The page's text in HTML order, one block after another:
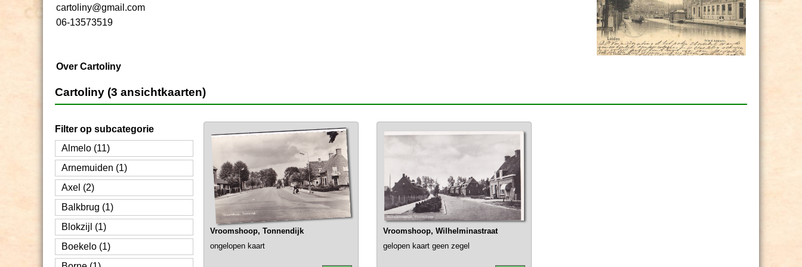
cartoliny@gmail.com
06-13573519
Over Cartoliny
Cartoliny (3 ansichtkaarten)
Filter op subcategorie
Almelo (11)
Arnemuiden (1)
Axel (2)
Balkbrug (1)
Blokzijl (1)
Boekelo (1)
Vroomshoop, Tonnendijk
ongelopen kaart
Vroomshoop, Wilhelminastraat
gelopen kaart geen zegel